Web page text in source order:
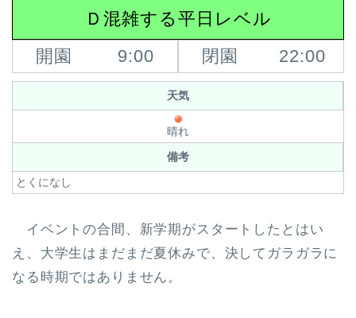
Ｄ混雑する平日レベル
開園
9:00 閉園 22:00
天気
晴れ
備考
とくになし
イベントの合間、新学期がスタートしたとはい
え、大学生はまだまだ夏休みで、決してガラガラに
なる時期ではありません。